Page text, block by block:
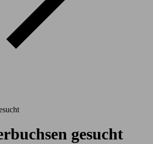
gesucht